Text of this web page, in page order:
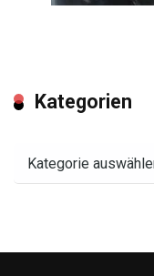
Kategorien